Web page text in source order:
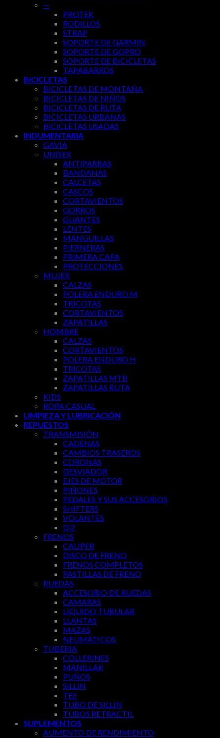
—
PROTEK
RODILLOS
STRAP
SOPORTE DE GARMIN
SOPORTE DE GOPRO
SOPORTE DE BICICLETAS
TAPABARROS
BICICLETAS
BICICLETAS DE MONTAÑA
BICICLETAS DE NIÑOS
BICICLETAS DE RUTA
BICICLETAS URBANAS
BICICLETAS USADAS
INDUMENTARIA
GAVIA
UNISEX
ANTIPARRAS
BANDANAS
CALCETAS
CASCOS
CORTAVIENTOS
GORROS
GUANTES
LENTES
MANGUILLAS
PIERNERAS
PRIMERA CAPA
PROTECCIONES
MUJER
CALZAS
POLERA ENDURO M
TRICOTAS
CORTAVIENTOS
ZAPATILLAS
HOMBRE
CALZAS
CORTAVIENTOS
POLERA ENDURO H
TRICOTAS
ZAPATILLAS MTB
ZAPATILLAS RUTA
KIDS
ROPA CASUAL
LIMPIEZA Y LUBRICACIÓN
REPUESTOS
TRANSMISIÓN
CADENAS
CAMBIOS TRASEROS
CORONAS
DESVIADOR
EJES DE MOTOR
PIÑONES
PEDALES Y SUS ACCESORIOS
SHIFTERS
VOLANTES
Di2
FRENOS
CALIPER
DISCO DE FRENO
FRENOS COMPLETOS
PASTILLAS DE FRENO
RUEDAS
ACCESORIO DE RUEDAS
CAMARAS
LIQUIDO TUBULAR
LLANTAS
MAZAS
NEUMÁTICOS
TUBERIA
COLLERINES
MANILLAR
PUÑOS
SILLIN
TEE
TUBO DE SILLIN
TUBOS RETRACTIL
SUPLEMENTOS
AUMENTO DE RENDIMIENTO